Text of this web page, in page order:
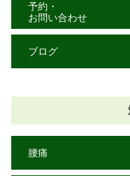
予約・
お問い合わせ
ブログ
腰痛